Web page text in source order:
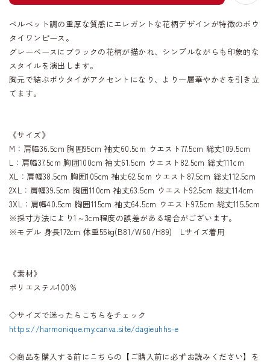
ベルベット調の重厚な質感にエレガントな花柄デザインが特徴のボウ
タイワンピース。
グレーベースにブラックの花柄が描かれ、シンプルながらも印象的な
スタイルを演出します。
胸元で結ぶボウタイがアクセントになり、より一層華やかさを引き立
てます。
《サイズ》
M：肩幅36.5cm 胸囲95cm 袖丈60.5cm ウエスト77.5cm 総丈109.5cm
L：肩幅37.5cm 胸囲100cm 袖丈61.5cm ウエスト82.5cm 総丈111cm
XL：肩幅38.5cm 胸囲105cm 袖丈62.5cm ウエスト87.5cm 総丈112.5cm
2XL：肩幅39.5cm 胸囲110cm 袖丈63.5cm ウエスト92.5cm 総丈114cm
3XL：肩幅40.5cm 胸囲115cm 袖丈64.5cm ウエスト97.5cm 総丈115.5cm
※採寸方法により1～3cm程度の誤差がある場合がございます。
※モデル 身長172cm 体重55kg(B81/W60/H89) Lサイズ着用
《素材》
ポリエステル100%
◇サイズで迷ったらこちらをチェック
https://harmonique.my.canva.site/dagieuhhs-e
◇商品を購入する前にこちらの【ご購入前に必ずお読みください】を